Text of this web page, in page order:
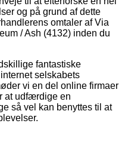
og på grund af dette
omtaler af Via
/ Ash (4132) inden du
fantastiske
selskabets
vi en del online firmaer
at udfærdige en
så vel kan benyttes til at